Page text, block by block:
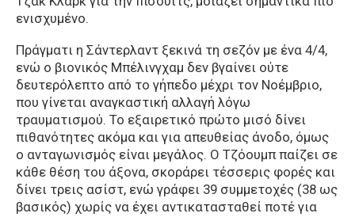
ενισχυμένο.
Πράγματι η Σάντερλαντ ξεκινά τη σεζόν με ένα 4/4,
ενώ ο βιονικός Μπέλινγχαμ δεν βγαίνει ούτε
δευτερόλεπτο από το γήπεδο μέχρι τον Νοέμβριο,
που γίνεται αναγκαστική αλλαγή λόγω
τραυματισμού. Το εξαιρετικό πρώτο μισό δίνει
πιθανότητες ακόμα και για απευθείας άνοδο, όμως
ο ανταγωνισμός είναι μεγάλος. Ο Τζόουμπ παίζει σε
κάθε θέση του άξονα, σκοράρει τέσσερις φορές και
δίνει τρεις ασίστ, ενώ γράφει 39 συμμετοχές (38 ως
βασικός) χωρίς να έχει αντικατασταθεί ποτέ για